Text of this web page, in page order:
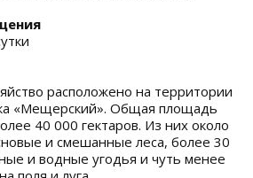
расположено на территории
«Мещерский». Общая площадь
40 000 гектаров. Из них около
и смешанные леса, более 30
и водные угодья и чуть менее